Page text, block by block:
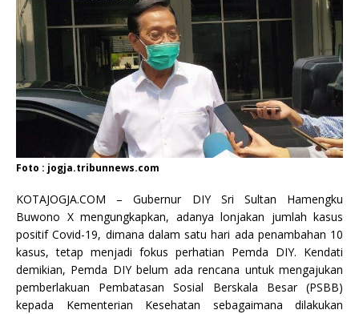
Foto : jogja.tribunnews.com
KOTAJOGJA.COM – Gubernur DIY Sri Sultan Hamengku
Buwono X mengungkapkan, adanya lonjakan jumlah kasus
positif Covid-19, dimana dalam satu hari ada penambahan 10
kasus, tetap menjadi fokus perhatian Pemda DIY. Kendati
demikian, Pemda DIY belum ada rencana untuk mengajukan
pemberlakuan Pembatasan Sosial Berskala Besar (PSBB)
kepada Kementerian Kesehatan sebagaimana dilakukan